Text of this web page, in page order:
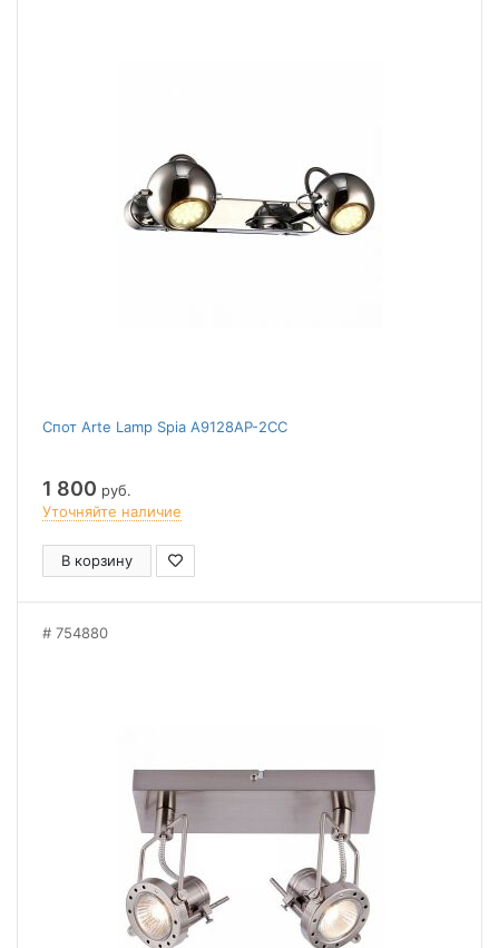
Спот Arte Lamp Spia A9128AP-2CC
1 800 руб.
Уточняйте наличие
В корзину
754880